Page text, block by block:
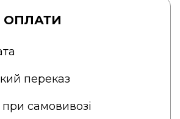
переказ
при самовивозі